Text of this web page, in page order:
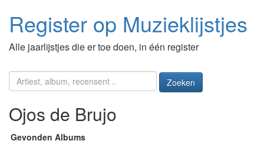
Register op Muzieklijstjes
Alle jaarlijstjes die er toe doen, in één register
Zoeken
Ojos de Brujo
Gevonden Albums